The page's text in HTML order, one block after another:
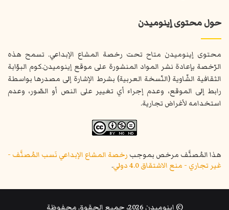
حول محتوى إينوميدن
محتوى إينوميدن متاح تحت رخصة المشاع الإبداعي. تسمح هذه
الرّخصة بإعادة نشر المواد المنشورة على موقع إينوميدن.كوم البوّابة
الثقافية الشّاوية (النّسخة العربية) بشرط الإشارة إلى مصدرها بواسطة
رابط إلى الموقع، وعدم إجراء أي تغيير على النص أو الصّور، وعدم
استخدامه لأغراض تجارية.
هذا المُصنَّف مرخص بموجب رخصة المشاع الإبداعي نَسب المُصنَّف -
غير تجاري - منع الاشتقاق 4.0 دولي
.
© إينوميدن 2026، جميع الحقوق محفوظة